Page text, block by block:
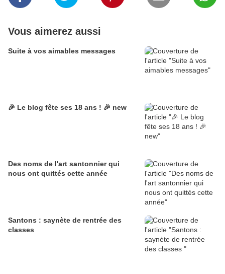
Vous aimerez aussi
Suite à vos aimables messages
🎉 Le blog fête ses 18 ans ! 🎉 new
Des noms de l'art santonnier qui
nous ont quittés cette année
Santons : saynète de rentrée des
classes